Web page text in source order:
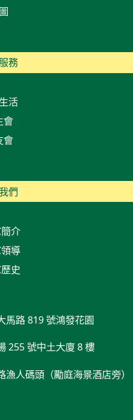
務
活
會
會
們
介
導
史
馬路 819 號鴻發花園
255 號中土大廈 8 樓
人碼頭（勵庭海景酒店旁）